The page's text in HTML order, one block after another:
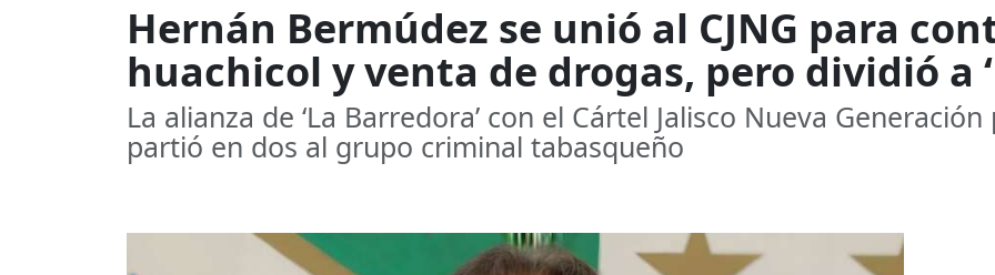
Hernán Bermúdez se unió al CJNG para
huachicol y venta de drogas, pero dividió a
La alianza de ‘La Barredora’ con el Cártel Jalisco Nueva
partió en dos al grupo criminal tabasqueño